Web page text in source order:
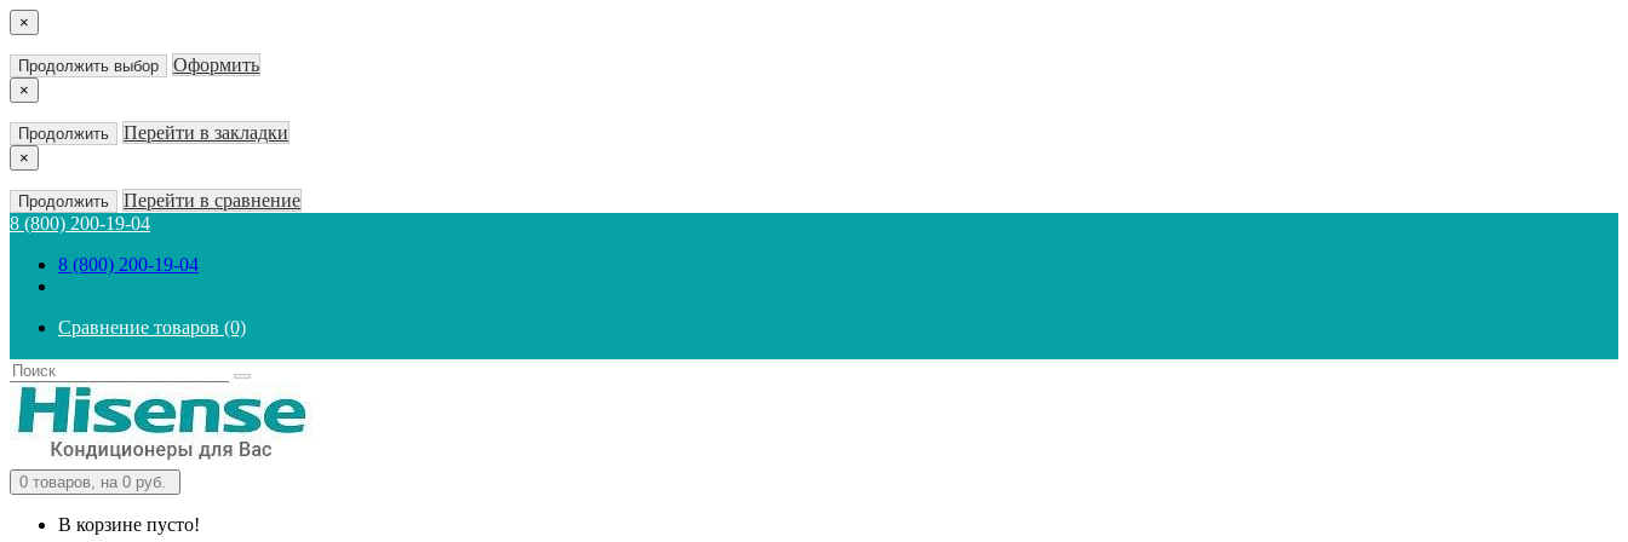
×
Продолжить выбор Оформить
×
Продолжить Перейти в закладки
×
Продолжить
Перейти в сравнение
8 (800) 200-19-04
8 (800) 200-19-04
Сравнение товаров (0)
0 товаров, на 0 руб.
В корзине пусто!